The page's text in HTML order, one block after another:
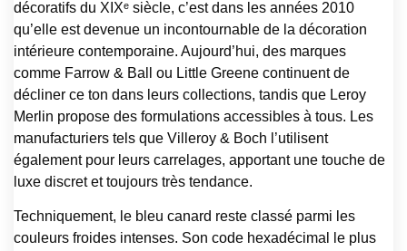
décoratifs du XIXᵉ siècle, c’est dans les années 2010
qu’elle est devenue un incontournable de la décoration
intérieure contemporaine. Aujourd’hui, des marques
comme Farrow & Ball ou Little Greene continuent de
décliner ce ton dans leurs collections, tandis que Leroy
Merlin propose des formulations accessibles à tous. Les
manufacturiers tels que Villeroy & Boch l’utilisent
également pour leurs carrelages, apportant une touche de
luxe discret et toujours très tendance.
Techniquement, le bleu canard reste classé parmi les
couleurs froides intenses. Son code hexadécimal le plus